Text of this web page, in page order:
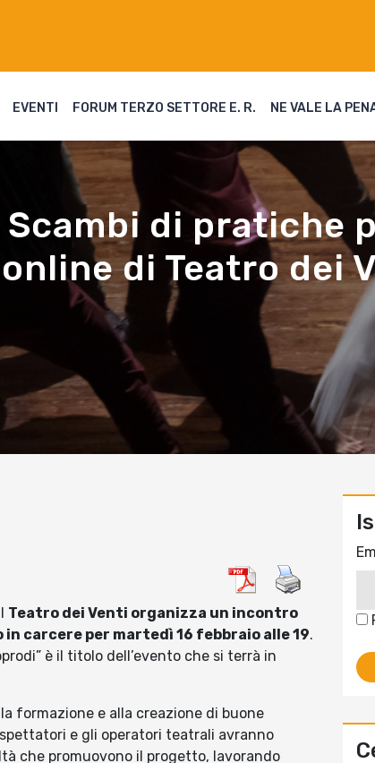
EVENTI FORUM TERZO SETTORE E. R. NE VALE LA
Scambi di pratiche
di Teatro dei
Teatro dei Venti organizza un incontro
carcere per martedì 16 febbraio alle 19.
è il titolo dell’evento che si terrà in
formazione e alla creazione di buone
e gli operatori teatrali avranno
che promuovono il progetto, lavorando